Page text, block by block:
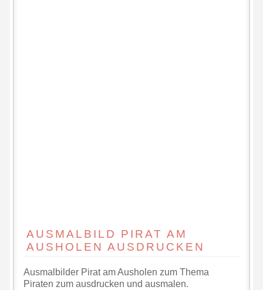
AUSMALBILD PIRAT AM
AUSHOLEN AUSDRUCKEN
Ausmalbilder Pirat am Ausholen zum Thema
Piraten zum ausdrucken und ausmalen.